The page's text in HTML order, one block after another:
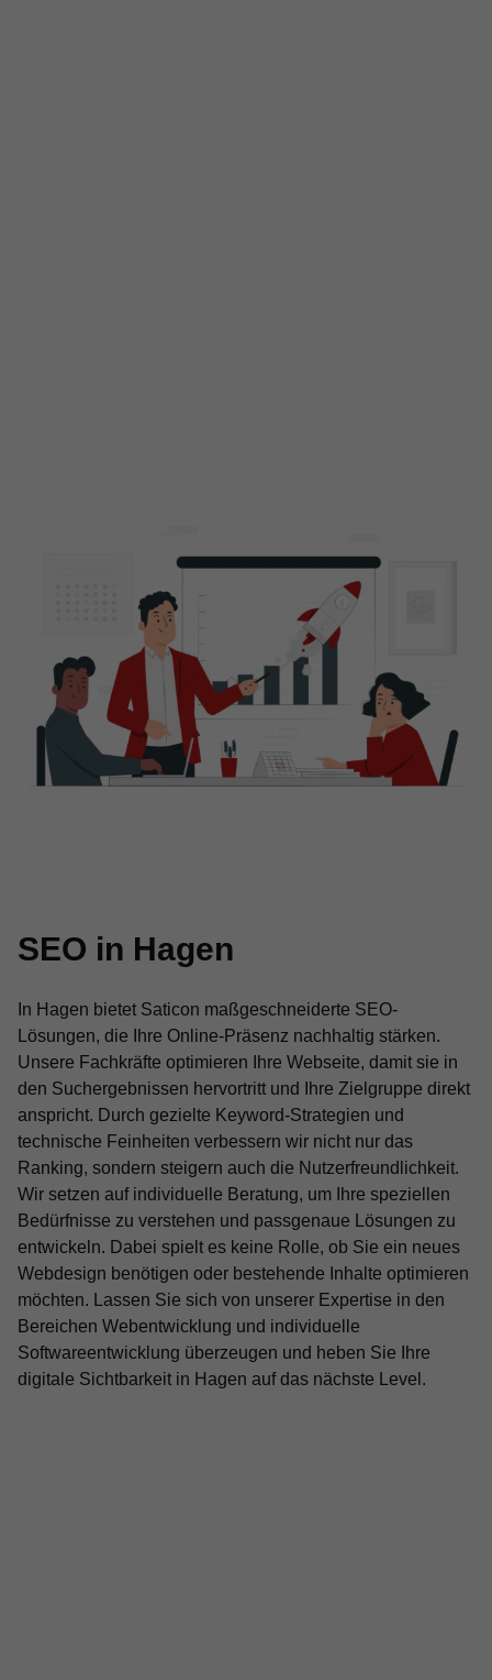
SEO in Hagen
In Hagen bietet Saticon maßgeschneiderte SEO-
Lösungen, die Ihre Online-Präsenz nachhaltig stärken.
Unsere Fachkräfte optimieren Ihre Webseite, damit sie in
den Suchergebnissen hervortritt und Ihre Zielgruppe direkt
anspricht. Durch gezielte Keyword-Strategien und
technische Feinheiten verbessern wir nicht nur das
Ranking, sondern steigern auch die Nutzerfreundlichkeit.
Wir setzen auf individuelle Beratung, um Ihre speziellen
Bedürfnisse zu verstehen und passgenaue Lösungen zu
entwickeln. Dabei spielt es keine Rolle, ob Sie ein neues
Webdesign benötigen oder bestehende Inhalte optimieren
möchten. Lassen Sie sich von unserer Expertise in den
Bereichen Webentwicklung und individuelle
Softwareentwicklung überzeugen und heben Sie Ihre
digitale Sichtbarkeit in Hagen auf das nächste Level.